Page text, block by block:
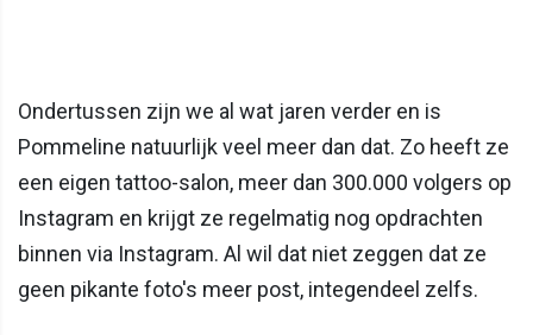
Ondertussen zijn we al wat jaren verder en is
Pommeline natuurlijk veel meer dan dat. Zo heeft ze
een eigen tattoo-salon, meer dan 300.000 volgers op
Instagram en krijgt ze regelmatig nog opdrachten
binnen via Instagram. Al wil dat niet zeggen dat ze
geen pikante foto's meer post, integendeel zelfs.